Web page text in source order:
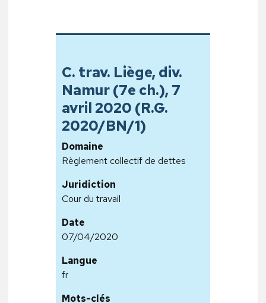
C. trav. Liège, div.
Namur (7e ch.), 7
avril 2020 (R.G.
2020/BN/1)
Domaine
Règlement collectif de dettes
Juridiction
Cour du travail
Date
07/04/2020
Langue
fr
Mots-clés